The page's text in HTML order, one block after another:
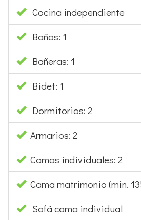
Cocina independiente
Baños: 1
Bañeras: 1
Bidet: 1
Dormitorios: 2
Armarios: 2
Camas individuales: 2
Cama matrimonio (min.
Sofá cama individual